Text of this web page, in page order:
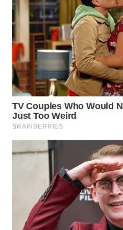
WN
LABUANBAJO
WN
BORNEO
Wahana
Media
Group
WAHANA
WAHANA
ADVOKAT